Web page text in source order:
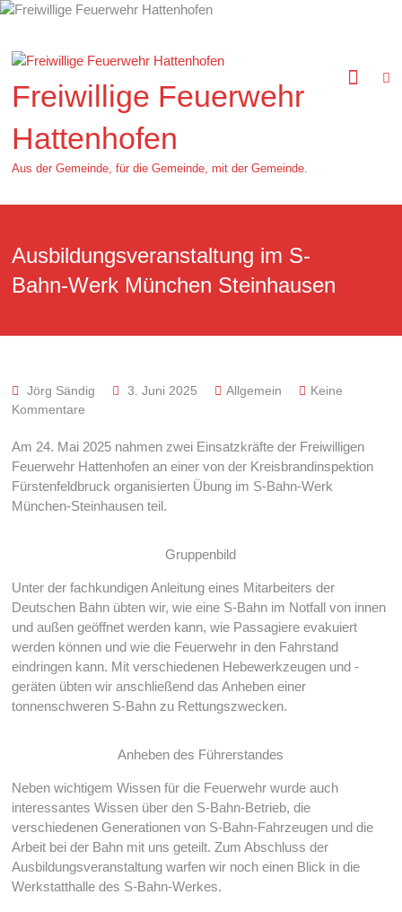
Zum
springen
Freiwillige Feuerwehr
Hattenhofen
Aus der Gemeinde, für die Gemeinde, mit der Gemeinde.
Ausbildungsveranstaltung im S-
Bahn-Werk München Steinhausen
Jörg Sändig 3. Juni 2025 Allgemein
Keine
Kommentare
Am 24. Mai 2025 nahmen zwei Einsatzkräfte der Freiwilligen
Feuerwehr Hattenhofen an einer von der Kreisbrandinspektion
Fürstenfeldbruck organisierten Übung im S-Bahn-Werk
München-Steinhausen teil.
Gruppenbild
Unter der fachkundigen Anleitung eines Mitarbeiters der
Deutschen Bahn übten wir, wie eine S-Bahn im Notfall von innen
und außen geöffnet werden kann, wie Passagiere evakuiert
werden können und wie die Feuerwehr in den Fahrstand
eindringen kann. Mit verschiedenen Hebewerkzeugen und -
geräten übten wir anschließend das Anheben einer
tonnenschweren S-Bahn zu Rettungszwecken.
Anheben des Führerstandes
Neben wichtigem Wissen für die Feuerwehr wurde auch
interessantes Wissen über den S-Bahn-Betrieb, die
verschiedenen Generationen von S-Bahn-Fahrzeugen und die
Arbeit bei der Bahn mit uns geteilt. Zum Abschluss der
Ausbildungsveranstaltung warfen wir noch einen Blick in die
Werkstatthalle des S-Bahn-Werkes.